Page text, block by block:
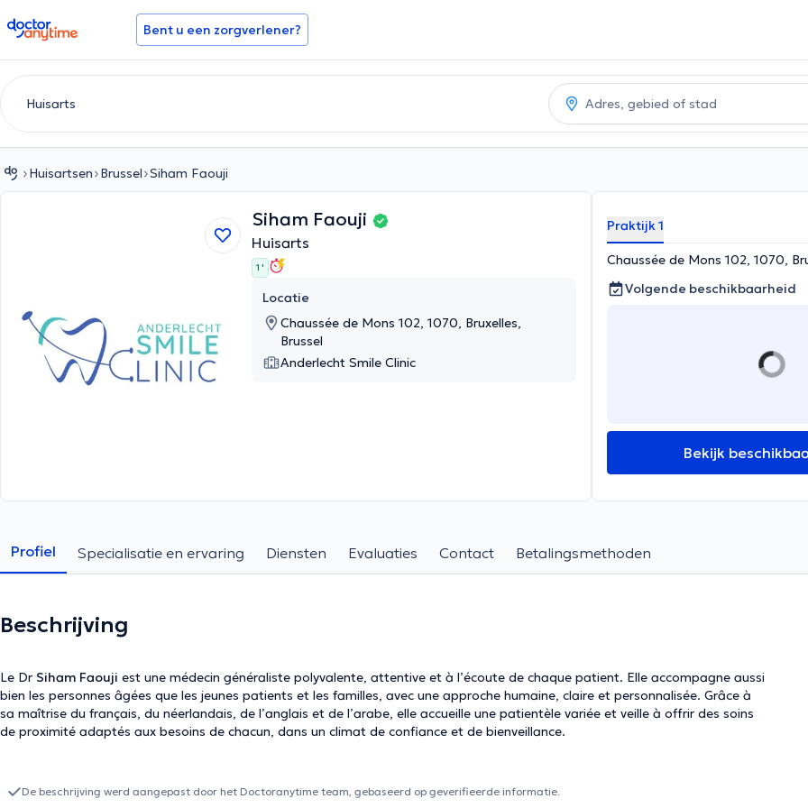
doctoranytime Bent u een zorgverlener?
Huisartsen Brussel Siham Faouji
Siham Faouji
Huisarts
1 '
Locatie
Chaussée de Mons 102, 1070, Bruxelles,
Brussel
Anderlecht Smile Clinic
Praktijk 1
Chaussée de Mons 102, 1070,
Volgende beschikbaarheid
Bekijk
Profiel Specialisatie en ervaring Diensten Evaluaties Contact Betalingsmethoden
Beschrijving
Le Dr Siham Faouji est une médecin généraliste polyvalente, attentive et à l’écoute de chaque patient. Elle accompagne aussi
bien les personnes âgées que les jeunes patients et les familles, avec une approche humaine, claire et personnalisée. Grâce à
sa maîtrise du français, du néerlandais, de l’anglais et de l’arabe, elle accueille une patientèle variée et veille à offrir des soins
de proximité adaptés aux besoins de chacun, dans un climat de confiance et de bienveillance.
De beschrijving werd aangepast door het Doctoranytime team, gebaseerd op geverifieerde informatie.